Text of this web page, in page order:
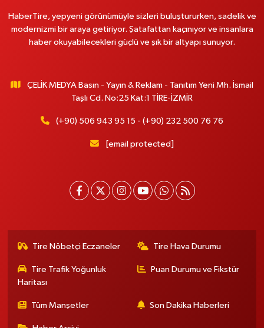
HaberTire, yepyeni görünümüyle sizleri buluştururken, sadelik ve
modernizmi bir araya getiriyor. Şatafattan kaçınıyor ve insanlara
haber okuyabilecekleri güçlü ve şık bir altyapı sunuyor.
ÇELİK MEDYA Basın - Yayın & Reklam - Tanıtım Yeni Mh. İsmail
Taşlı Cd. No:25 Kat:1 TİRE-İZMİR
(+90) 506 943 95 15 - (+90) 232 500 76 76
[email protected]
Tire Nöbetçi Eczaneler Tire Hava Durumu
Tire Trafik Yoğunluk
Haritası
Puan Durumu ve Fikstür
Tüm Manşetler Son Dakika Haberleri